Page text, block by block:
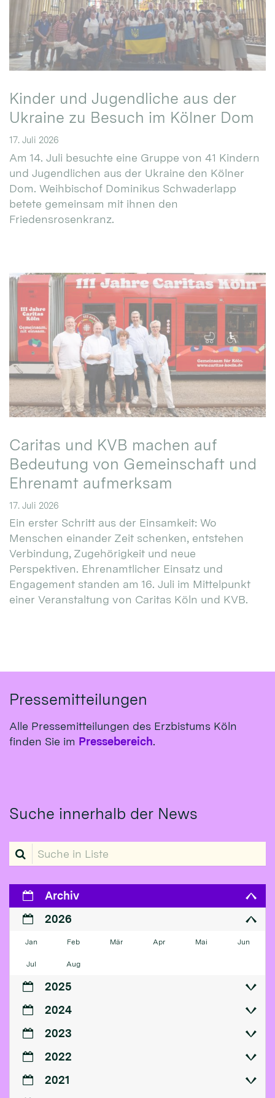
Kinder und Jugendliche aus der
Ukraine zu Besuch im Kölner Dom
17. Juli 2026
Am 14. Juli besuchte eine Gruppe von 41 Kindern
und Jugendlichen aus der Ukraine den Kölner
Dom. Weihbischof Dominikus Schwaderlapp
betete gemeinsam mit ihnen den
Friedensrosenkranz.
Caritas und KVB machen auf
Bedeutung von Gemeinschaft und
Ehrenamt aufmerksam
17. Juli 2026
Ein erster Schritt aus der Einsamkeit: Wo
Menschen einander Zeit schenken, entstehen
Verbindung, Zugehörigkeit und neue
Perspektiven. Ehrenamtlicher Einsatz und
Engagement standen am 16. Juli im Mittelpunkt
einer Veranstaltung von Caritas Köln und KVB.
Pressemitteilungen
Alle Pressemitteilungen des Erzbistums Köln
finden Sie im Pressebereich.
Suche innerhalb der News
Suche in Liste
Archiv
2026
Jan Feb Mär Apr Mai Jun
Jul Aug
2025
2024
2023
2022
2021